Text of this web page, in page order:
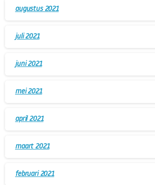
augustus 2021
juli 2021
juni 2021
mei 2021
april 2021
maart 2021
februari 2021